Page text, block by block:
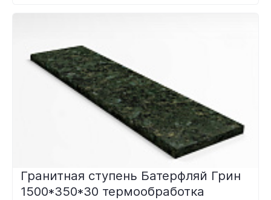
Гранитная ступень Батерфляй Грин
1500*350*30 термообработка